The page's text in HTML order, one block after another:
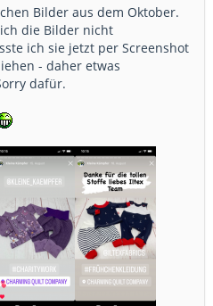
Bilder aus dem Oktober.
die Bilder nicht
ich sie jetzt per Screenshot
- daher etwas
dafür.